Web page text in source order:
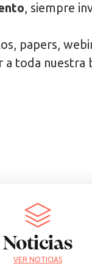
, siempre
papers,
a toda
Noticias
VER NOTICIAS